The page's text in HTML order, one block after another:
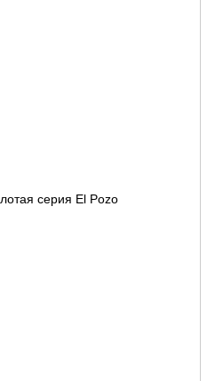
серия El Pozo